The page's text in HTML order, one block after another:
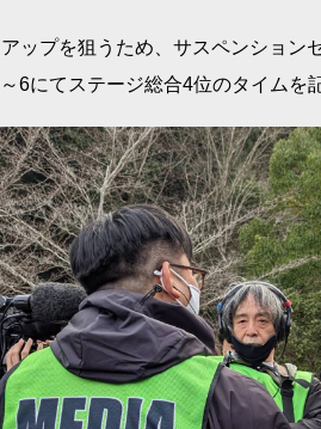
ップを狙うため、サスペンション
6にてステージ総合4位のタイムを